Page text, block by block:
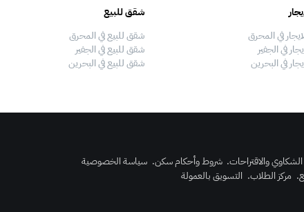
في المحرق
في الجفير
في البحرين
شقق للبيع
شقق للبيع في المحرق
شقق للبيع في الجفير
شقق للبيع في البحرين
الشكاوي والاقتراحات. شروط وأحكام سكن. سياسة الخصوصية
. مركز الطلاب. التسويق بالعمولة